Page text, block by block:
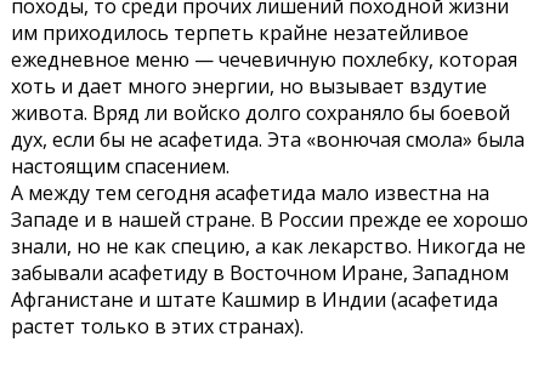
походы, то среди прочих лишений походной жизни
им приходилось терпеть крайне незатейливое
ежедневное меню — чечевичную похлебку, которая
хоть и дает много энергии, но вызывает вздутие
живота. Вряд ли войско долго сохраняло бы боевой
дух, если бы не асафетида. Эта «вонючая смола» была
настоящим спасением.
А между тем сегодня асафетида мало известна на
Западе и в нашей стране. В России прежде ее хорошо
знали, но не как специю, а как лекарство. Никогда не
забывали асафетиду в Восточном Иране, Западном
Афганистане и штате Кашмир в Индии (асафетида
растет только в этих странах).